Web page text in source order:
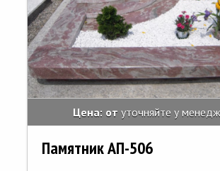
Цена: от уточняйте у
Памятник АП-506